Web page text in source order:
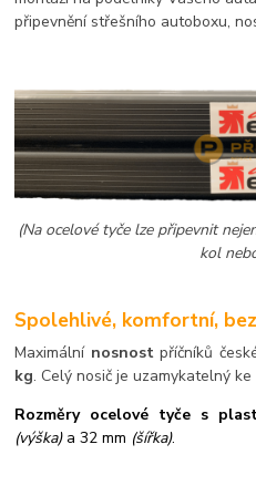
připevnění střešního autoboxu,
(Na ocelové tyče lze připevnit
kol
Spolehlivé, komfortní,
Maximální nosnostpříčníků
kg. Celý nosič je uzamykatelný
Rozměry ocelové tyče s
(výška)a 32 mm (šířka).